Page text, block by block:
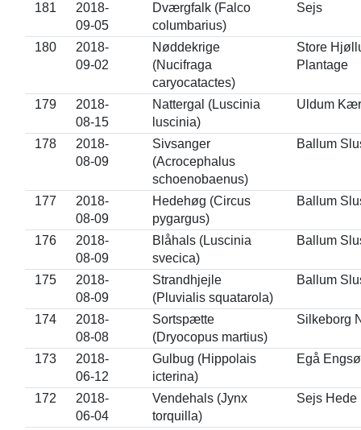
181
2018-
09-05
Dværgfalk (Falco
columbarius)
Sejs
180
2018-
09-02
Nøddekrige
(Nucifraga
caryocatactes)
Store
Plantage
179
2018-
08-15
Nattergal (Luscinia
luscinia)
Uldum Kær
178
2018-
08-09
Sivsanger
(Acrocephalus
schoenobaenus)
Ballum
177
2018-
08-09
Hedehøg (Circus
pygargus)
Ballum
176
2018-
08-09
Blåhals (Luscinia
svecica)
Ballum
175
2018-
08-09
Strandhjejle
(Pluvialis squatarola)
Ballum
174
2018-
08-08
Sortspætte
(Dryocopus martius)
Silkeborg
173
2018-
06-12
Gulbug (Hippolais
icterina)
Egå Engsø
172
2018-
06-04
Vendehals (Jynx
torquilla)
Sejs Hede